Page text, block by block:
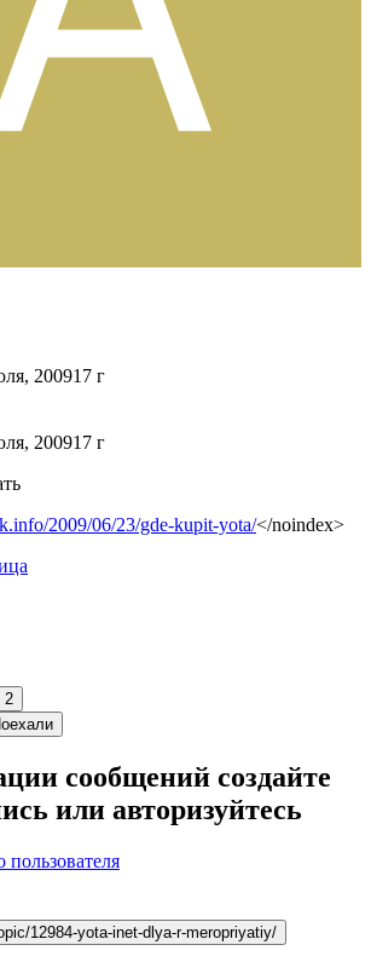
200917 г
200917 г
2009/06/23/gde-kupit-yota/</noindex>
2
сообщений создайте
или авторизуйтесь
пользователя
12984-yota-inet-dlya-r-meropriyatiy/